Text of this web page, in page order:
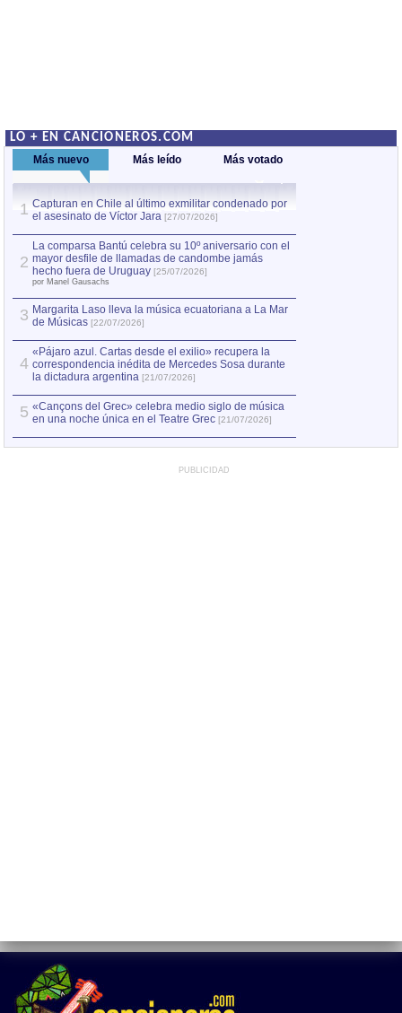
LO + EN CANCIONEROS.COM
Más nuevo Más leído Más votado
1 Capturan en Chile al último exmilitar condenado por
el asesinato de Víctor Jara [27/07/2026]
2
La comparsa Bantú celebra su 10º aniversario con el
mayor desfile de llamadas de candombe jamás
hecho fuera de Uruguay [25/07/2026]
por Manel Gausachs
3 Margarita Laso lleva la música ecuatoriana a La Mar
de Músicas [22/07/2026]
4
«Pájaro azul. Cartas desde el exilio» recupera la
correspondencia inédita de Mercedes Sosa durante
la dictadura argentina [21/07/2026]
5 «Cançons del Grec» celebra medio siglo de música
en una noche única en el Teatre Grec [21/07/2026]
PUBLICIDAD